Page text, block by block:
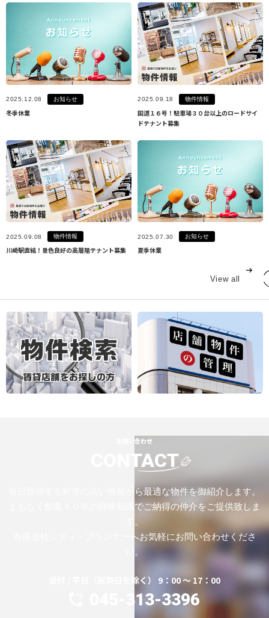
2025.12.08 お知らせ
冬季休業
2025.09.18 物件情報
国道１６号！駐車場３０台以上のロードサイ
ドテナント募集
2025.09.08 物件情報
川崎駅直結！景色良好の高層階テナント募集
2025.07.30 お知らせ
夏季休業
View all
お問い合わせ
CONTACT
毎日取得する鮮度の高い情報から最適な物件を御紹介します。
まもなく創業４０年の経験知識でご納得の仲介をご提供致しま
す。
有限会社シティ・プランナーへお気軽にお問い合わせくださ
い。
受付 / 平日（祝祭日を除く） 9：00 ～ 17：00
045-313-3396